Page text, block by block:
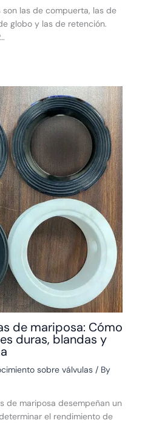
son las de compuerta, las de
globo y las de retención.
de mariposa: Cómo
duras, blandas y
sobre válvulas/ By
de mariposa desempeñan un
el rendimiento de